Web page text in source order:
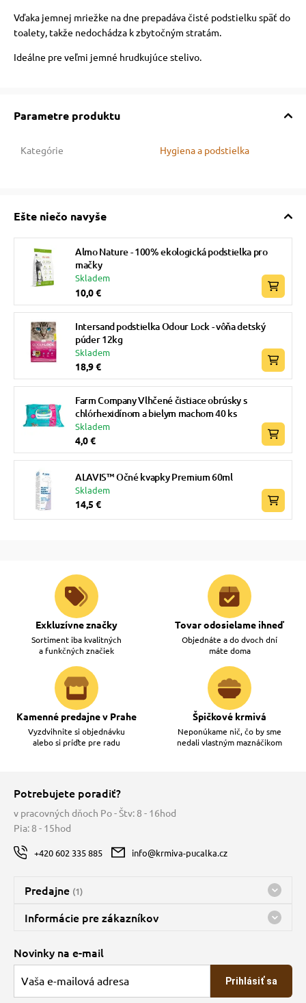
so psom
poukazy
Vďaka jemnej mriežke na dne prepadáva čisté podstielku späť do
toalety, takže nedochádza k zbytočným stratám.
Ideálne pre veľmi jemné hrudkujúce stelivo.
Parametre produktu
Kategórie Hygiena a podstielka
Ešte niečo navyše
Almo Nature - 100% ekologická podstielka pro
mačky
Skladem
10,0 €
Intersand podstielka Odour Lock - vôňa detský
púder 12kg
Skladem
18,9 €
Farm Company Vlhčené čistiace obrúsky s
chlórhexidínom a bielym machom 40 ks
Skladem
4,0 €
ALAVIS™ Očné kvapky Premium 60ml
Skladem
14,5 €
Exkluzívne značky
Sortiment iba kvalitných
a funkčných značiek
Tovar odosielame ihneď
Objednáte a do dvoch dní
máte doma
Kamenné predajne v Prahe
Vyzdvihnite si objednávku
alebo si príďte pre radu
Špičkové krmivá
Neponúkame nič, čo by sme
nedali vlastným maznáčikom
Potrebujete poradiť?
v pracovných dňoch Po - Štv: 8 - 16hod
Pia: 8 - 15hod
+420 602 335 885 info@krmiva-pucalka.cz
Predajne (1)
Predajňa a sklad Kbely
Bohužiaľ, momentálne máme zatvorené
Informácie pre zákazníkov
O spoločnosti
Veľkoobchod
Novinky na e-mail
Prihlásiť sa